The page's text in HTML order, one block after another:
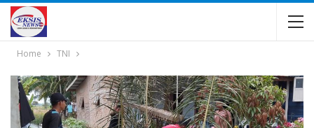
Home TNI